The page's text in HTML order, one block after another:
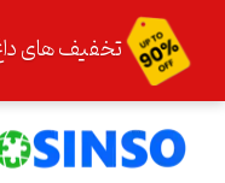
تخفیف های